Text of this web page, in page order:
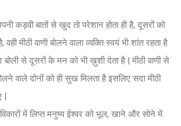
कड़वी बातों से खुद तो परेशान होता ही है, दूसरों को
वही मीठी वाणी बोलने वाला व्यक्ति स्वयं भी शांत रहता है
से दूसरों के मन को भी ख़ुशी देता है | मीठी वाणी से
वाले दोनों को ही सुख मिलता है इसलिए सदा मीठी
|
में लिप्त मनुष्य ईश्वर को भूल, खाने और सोने में